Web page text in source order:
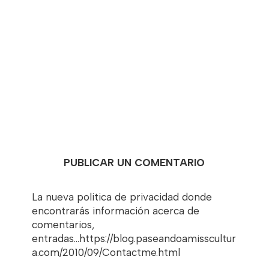
PUBLICAR UN COMENTARIO
La nueva politica de privacidad donde
encontrarás información acerca de
comentarios,
entradas...https://blog.paseandoamisscultur
a.com/2010/09/Contactme.html